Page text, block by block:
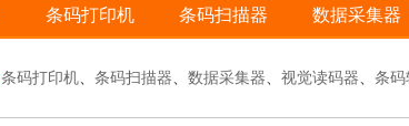
条码打印机 条码扫描器 数据采集器
条码打印机、 条码扫描器、 数据采集器、 视觉读码器、 条码